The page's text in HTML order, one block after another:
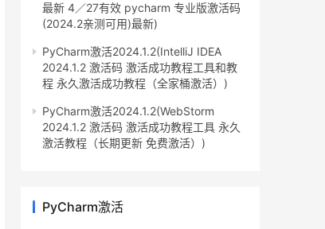
最新 4／27有效 pycharm 专业版激活码
(2024.2亲测可用)最新)
PyCharm激活2024.1.2(IntelliJ IDEA
2024.1.2 激活码 激活成功教程工具和教
程 永久激活成功教程（全家桶激活）)
PyCharm激活2024.1.2(WebStorm
2024.1.2 激活码 激活成功教程工具 永久
激活教程（长期更新 免费激活）)
PyCharm激活